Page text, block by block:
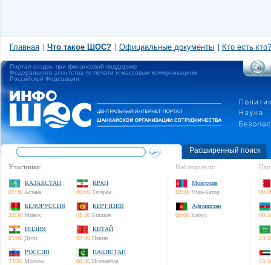
Главная Что такое ШОС? Официальные документы Кто есть кто?
Портал создан при финансовой поддержке
Федерального агентства по печати и массовым коммуникациям
Российской Федерации
Расширенный поиск
Участники:
КАЗАХСТАН
01:36 Астана
ИРАН
00:06 Тегеран
БЕЛОРУССИЯ
22:36 Минск
КИРГИЗИЯ
01:36 Бишкек
ИНДИЯ
01:06 Дели
КИТАЙ
03:36 Пекин
РОССИЯ
23:36 Москва
ПАКИСТАН
00:36 Исламабад
Наблюдатели:
Монголия
03:36 Улан-Батор
Афганистан
00:06 Кабул